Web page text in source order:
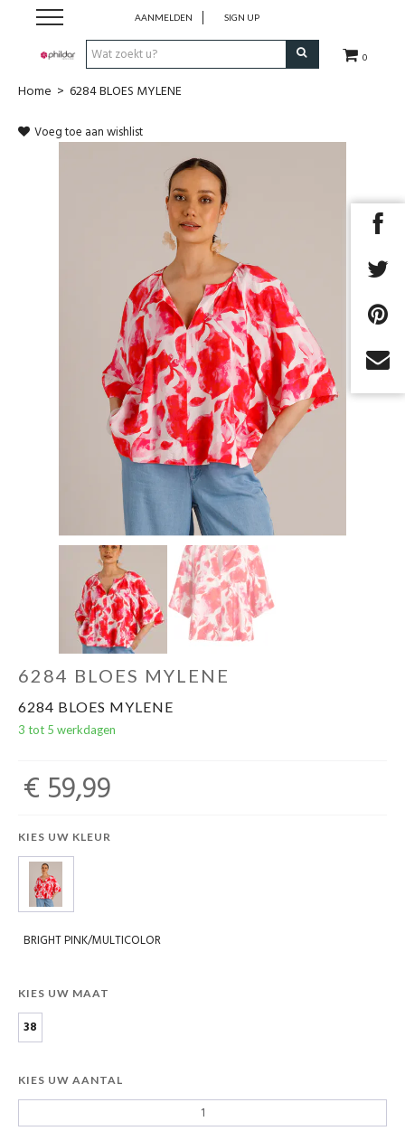
0
AANMELDEN SIGN UP
Home
WOL
KLEDING SPRING/SUMMER 2026
Home > 6284 BLOES MYLENE
Voeg toe aan wishlist
Next
6284 BLOES MYLENE
6284 BLOES MYLENE
3 tot 5 werkdagen
€ 59,99
KIES UW KLEUR
BRIGHT PINK/MULTICOLOR
KIES UW MAAT
38
KIES UW AANTAL